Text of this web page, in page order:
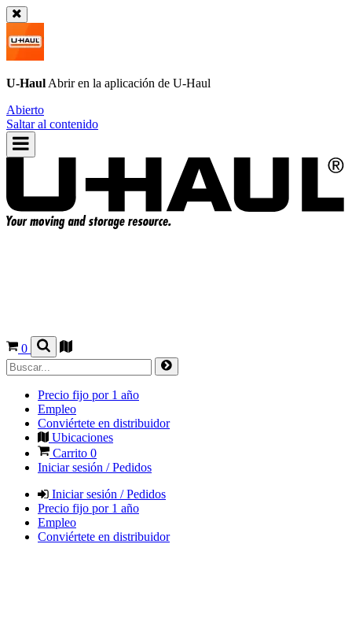
U-Haul Abrir en la aplicación de U-Haul
Abierto
Saltar al contenido
0
Precio fijo por 1 año
Empleo
Conviértete en distribuidor
Ubicaciones
Carrito 0
Iniciar sesión / Pedidos
Iniciar sesión / Pedidos
Precio fijo por 1 año
Empleo
Conviértete en distribuidor